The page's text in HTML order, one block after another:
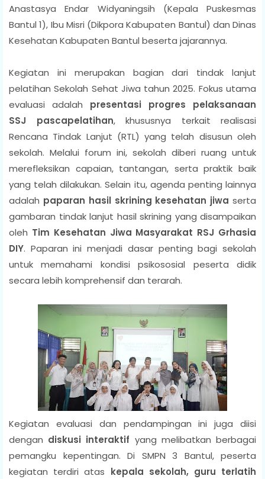
Anastasya Endar Widyaningsih (Kepala Puskesmas
Bantul 1), Ibu Misri (Dikpora Kabupaten Bantul) dan Dinas
Kesehatan Kabupaten Bantul beserta jajarannya.
Kegiatan ini merupakan bagian dari tindak lanjut
pelatihan Sekolah Sehat Jiwa tahun 2025. Fokus utama
evaluasi adalah presentasi progres pelaksanaan
SSJ pascapelatihan, khususnya terkait realisasi
Rencana Tindak Lanjut (RTL) yang telah disusun oleh
sekolah. Melalui forum ini, sekolah diberi ruang untuk
merefleksikan capaian, tantangan, serta praktik baik
yang telah dilakukan. Selain itu, agenda penting lainnya
adalah paparan hasil skrining kesehatan jiwa serta
gambaran tindak lanjut hasil skrining yang disampaikan
oleh Tim Kesehatan Jiwa Masyarakat RSJ Grhasia
DIY. Paparan ini menjadi dasar penting bagi sekolah
untuk memahami kondisi psikososial peserta didik
secara lebih komprehensif dan terarah.
Kegiatan evaluasi dan pendampingan ini juga diisi
dengan diskusi interaktif yang melibatkan berbagai
pemangku kepentingan. Di SMPN 3 Bantul, peserta
kegiatan terdiri atas kepala sekolah, guru terlatih